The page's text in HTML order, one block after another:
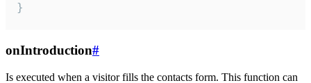
}
onIntroduction#
Is executed when a visitor fills the contacts form. This function can